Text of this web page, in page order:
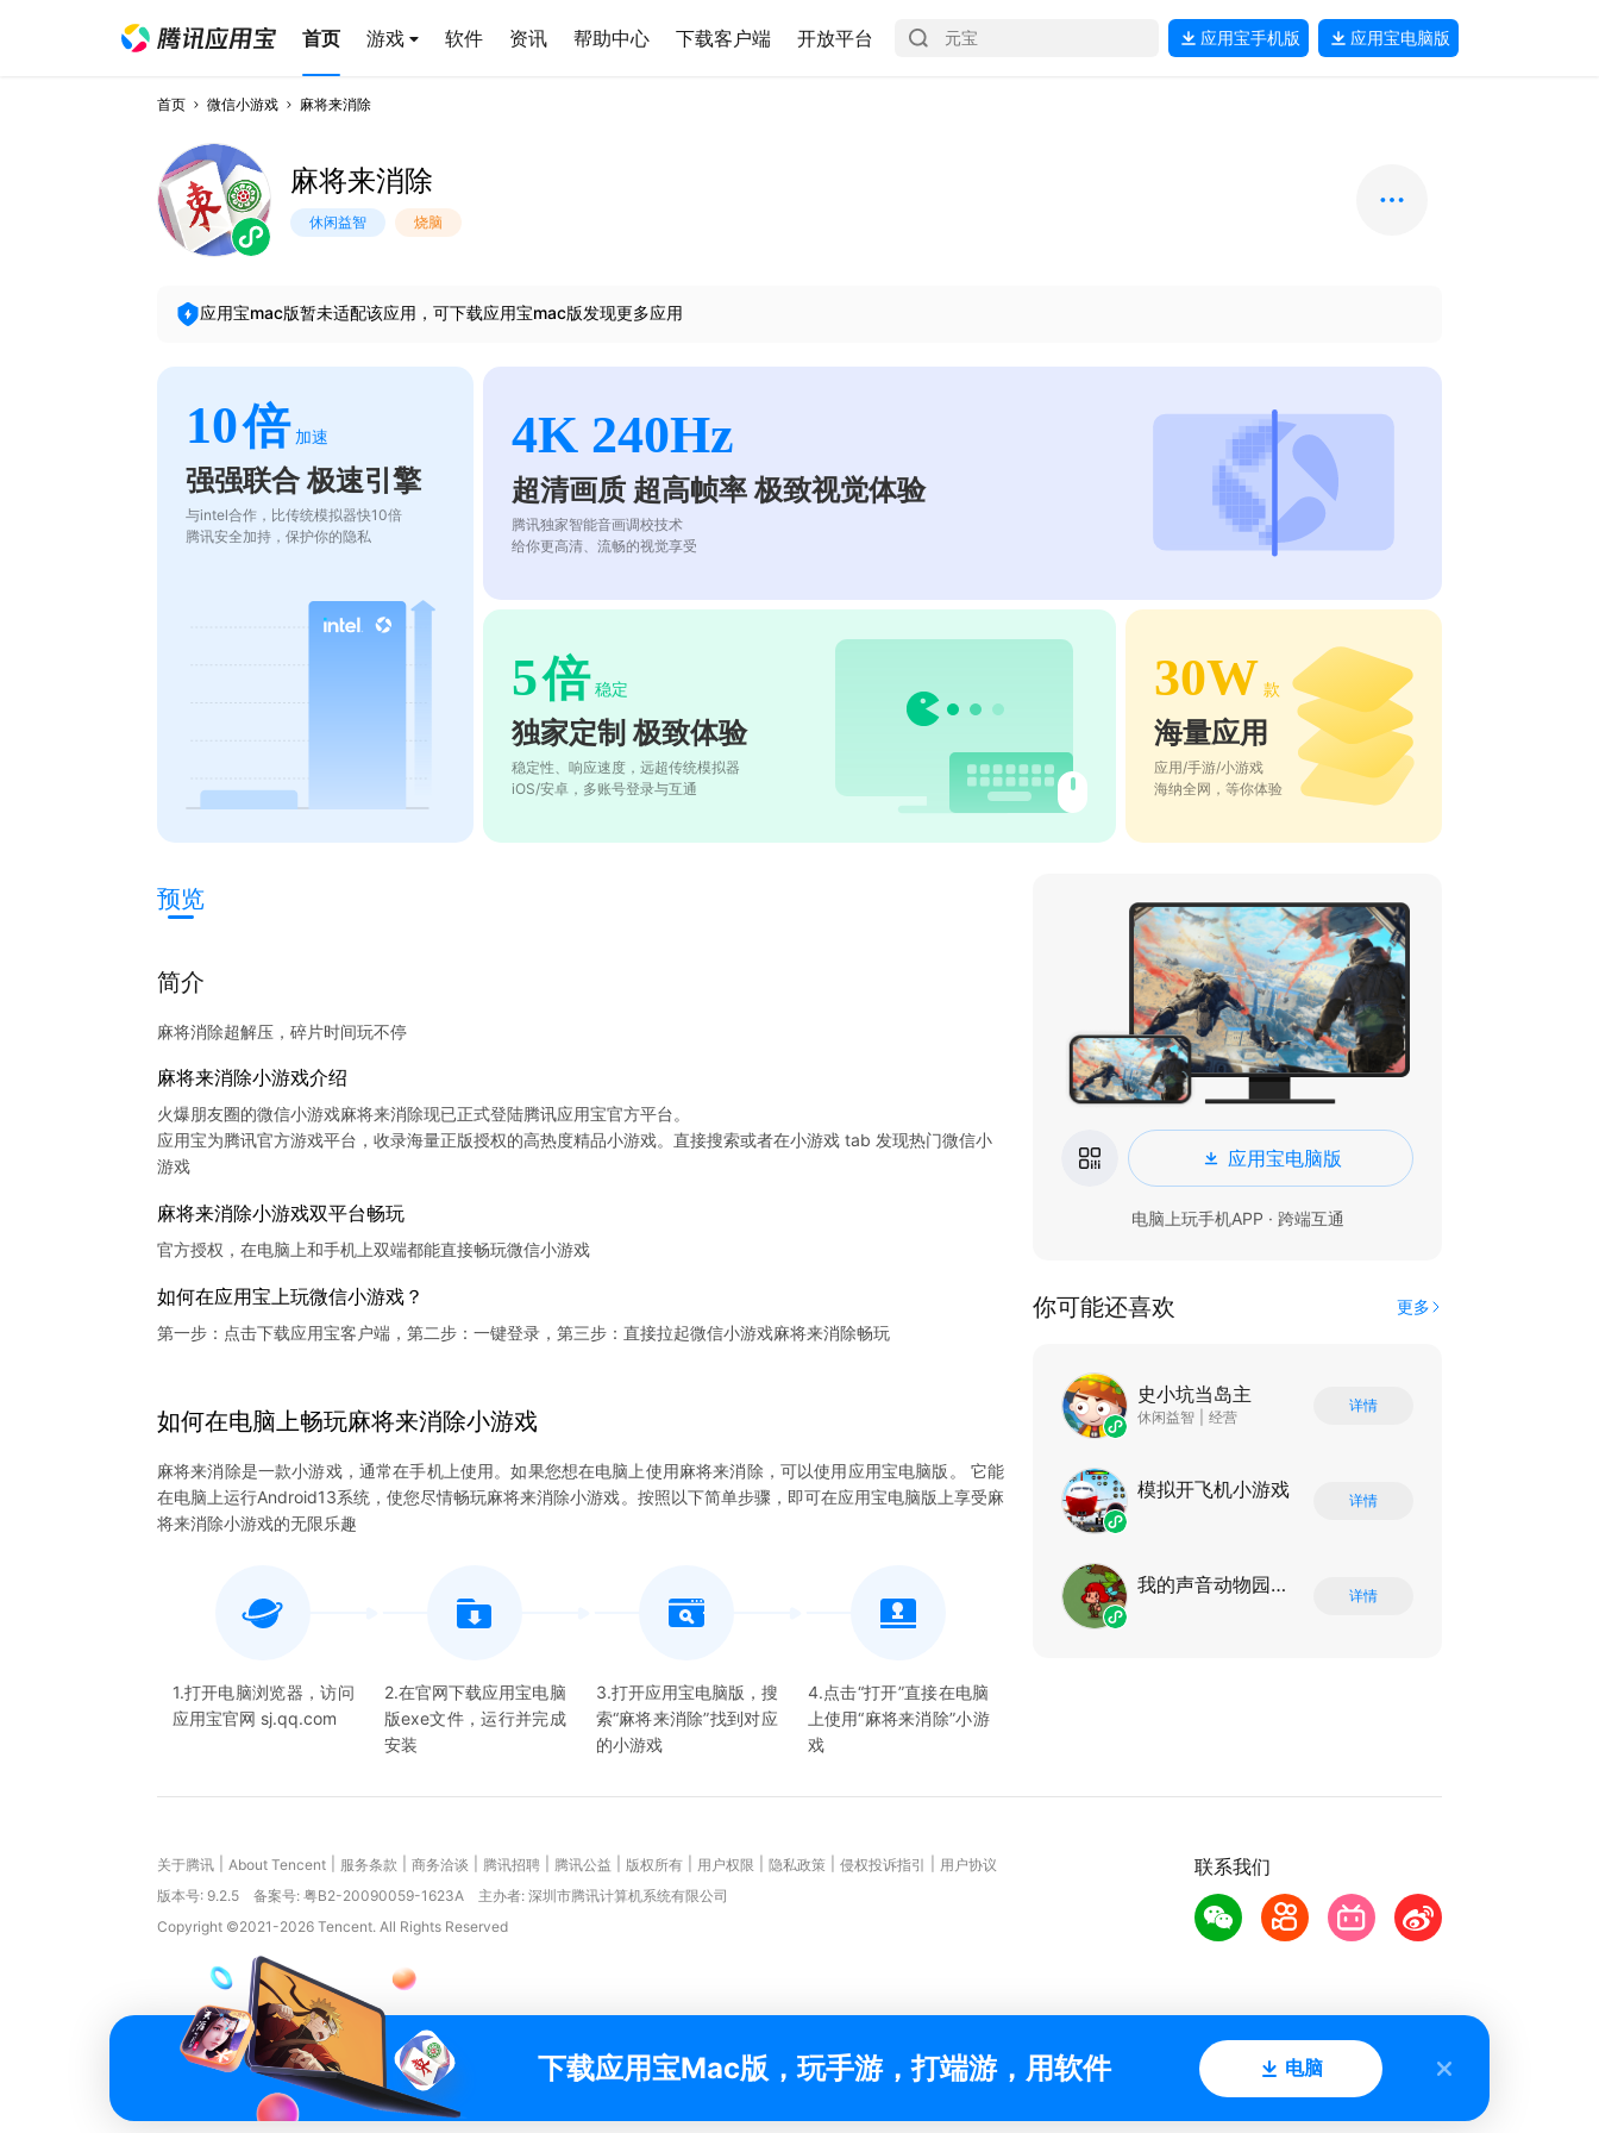
首页 游戏 软件 资讯 帮助中心 下载客户端 开放平台 应用宝手机版 应用宝电脑版
首页 微信小游戏 麻将来消除
麻将来消除
休闲益智 烧脑
应用宝mac版暂未适配该应用，可下载应用宝mac版发现更多应用
10倍 加速
强强联合 极速引擎
与intel合作，比传统模拟器快10倍
腾讯安全加持，保护你的隐私
4K 240Hz
超清画质 超高帧率 极致视觉体验
腾讯独家智能音画调校技术
给你更高清、流畅的视觉享受
5倍 稳定
独家定制 极致体验
稳定性、响应速度，远超传统模拟器
iOS/安卓，多账号登录与互通
30W 款
海量应用
应用/手游/小游戏
海纳全网，等你体验
预览
简介
麻将消除超解压，碎片时间玩不停
麻将来消除小游戏介绍
火爆朋友圈的微信小游戏麻将来消除现已正式登陆腾讯应用宝官方平台。
应用宝为腾讯官方游戏平台，收录海量正版授权的高热度精品小游戏。直接搜索或者在小游戏 tab 发现热门微信小
麻将来消除小游戏双平台畅玩
官方授权，在电脑上和手机上双端都能直接畅玩微信小游戏
如何在应用宝上玩微信小游戏？
第一步：点击下载应用宝客户端，第二步：一键登录，第三步：直接拉起微信小游戏麻将来消除畅玩
如何在电脑上畅玩麻将来消除小游戏
麻将来消除是一款小游戏，通常在手机上使用。如果您想在电脑上使用麻将来消除，可以使用应用宝电脑版。 它能
在电脑上运行Android13系统，使您尽情畅玩麻将来消除小游戏。按照以下简单步骤，即可在应用宝电脑版上享受麻
将来消除小游戏的无限乐趣
1.打开电脑浏览器，访问
应用宝官网 sj.qq.com
2.在官网下载应用宝电脑
版exe文件，运行并完成
安装
3.打开应用宝电脑版，搜
索“麻将来消除”找到对应
的小游戏
4.点击“打开”直接在电脑
上使用“麻将来消除”小游
戏
应用宝电脑版
电脑上玩手机APP · 跨端互通
你可能还喜欢 更多
史小坑当岛主
休闲益智 经营
详情
模拟开飞机小游戏 详情
我的声音动物园游戏 详情
联系我们
关于腾讯 About Tencent 服务条款 商务洽谈 腾讯招聘 腾讯公益 版权所有 用户权限 隐私政策 侵权投诉指引
用户协议
版本号: 9.2.5 备案号: 粤B2-20090059-1623A
主办者: 深圳市腾讯计算机系统有限公司
Copyright ©2021-2026 Tencent. All Rights Reserved
下载应用宝Mac版，玩手游，打端游，用软件 电脑